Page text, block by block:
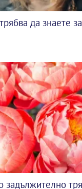
да знаете
задължително